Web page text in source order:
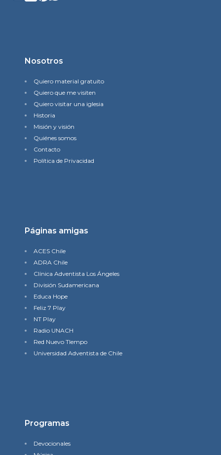
Nosotros
Quiero material gratuito
Quiero que me visiten
Quiero visitar una iglesia
Historia
Misión y visión
Quiénes somos
Contacto
Política de Privacidad
Páginas amigas
ACES Chile
ADRA Chile
Clínica Adventista Los Ángeles
División Sudamericana
Educa Hope
Feliz 7 Play
NT Play
Radio UNACH
Red Nuevo TIempo
Universidad Adventista de Chile
Programas
Devocionales